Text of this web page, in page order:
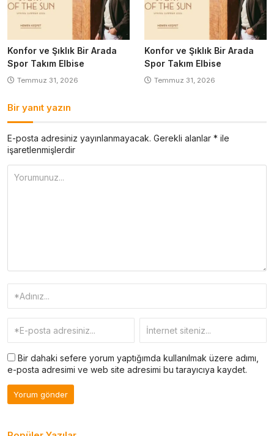
Konfor ve Şıklık Bir Arada
Spor Takım Elbise
Temmuz 31, 2026
Konfor ve Şıklık Bir Arada
Spor Takım Elbise
Temmuz 31, 2026
Bir yanıt yazın
E-posta adresiniz yayınlanmayacak. Gerekli alanlar * ile
işaretlenmişlerdir
Bir dahaki sefere yorum yaptığımda kullanılmak üzere adımı,
e-posta adresimi ve web site adresimi bu tarayıcıya kaydet.